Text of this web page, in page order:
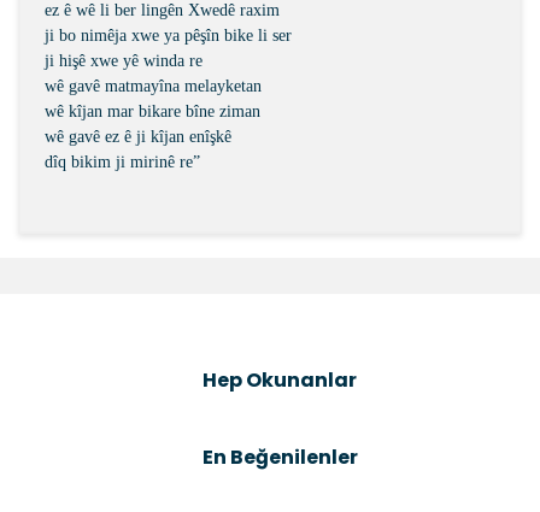
ez ê wê li ber lingên Xwedê raxim
ji bo nimêja xwe ya pêşîn bike li ser
ji hişê xwe yê winda re
wê gavê matmayîna melayketan
wê kîjan mar bikare bîne ziman
wê gavê ez ê ji kîjan enîşkê
dîq bikim ji mirinê re”
Ürün açıklamasında eksik bilgiler bulunuyor.
Ürün fiyatı diğer sitelerden daha pahalı.
Hep Okunanlar
En Beğenilenler